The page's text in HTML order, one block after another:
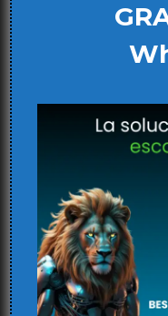
IA en el
y Menor